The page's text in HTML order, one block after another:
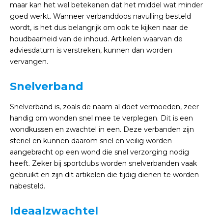
maar kan het wel betekenen dat het middel wat minder
goed werkt. Wanneer verbanddoos navulling besteld
wordt, is het dus belangrijk om ook te kijken naar de
houdbaarheid van de inhoud. Artikelen waarvan de
adviesdatum is verstreken, kunnen dan worden
vervangen.
Snelverband
Snelverband is, zoals de naam al doet vermoeden, zeer
handig om wonden snel mee te verplegen. Dit is een
wondkussen en zwachtel in een. Deze verbanden zijn
steriel en kunnen daarom snel en veilig worden
aangebracht op een wond die snel verzorging nodig
heeft. Zeker bij sportclubs worden snelverbanden vaak
gebruikt en zijn dit artikelen die tijdig dienen te worden
nabesteld.
Ideaalzwachtel